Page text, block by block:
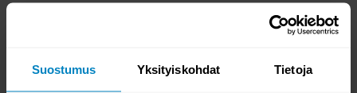
Suostumus Yksityiskohdat Tietoja